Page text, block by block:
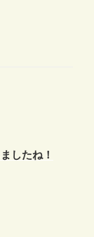
したね！